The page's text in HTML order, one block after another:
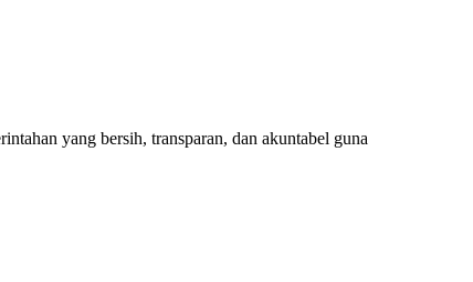
yang bersih, transparan, dan akuntabel guna